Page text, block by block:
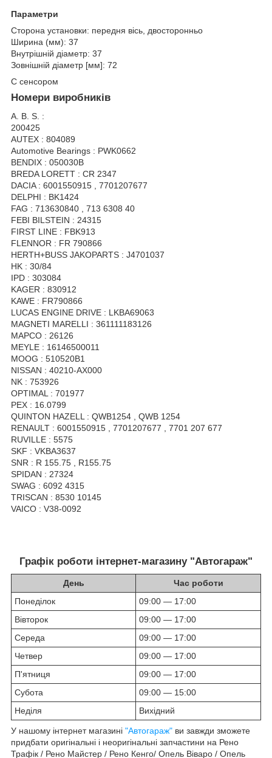
Параметри
Сторона установки: передня вісь, двосторонньо
Ширина (мм): 37
Внутрішній діаметр: 37
Зовнішній діаметр [мм]: 72
C сенсором
Номери виробників
A. B. S. :
200425
AUTEX : 804089
Automotive Bearings : PWK0662
BENDIX : 050030B
BREDA LORETT : CR 2347
DACIA : 6001550915 , 7701207677
DELPHI : BK1424
FAG : 713630840 , 713 6308 40
FEBI BILSTEIN : 24315
FIRST LINE : FBK913
FLENNOR : FR 790866
HERTH+BUSS JAKOPARTS : J4701037
HK : 30/84
IPD : 303084
KAGER : 830912
KAWE : FR790866
LUCAS ENGINE DRIVE : LKBA69063
MAGNETI MARELLI : 361111183126
MAPCO : 26126
MEYLE : 16146500011
MOOG : 510520B1
NISSAN : 40210-AX000
NK : 753926
OPTIMAL : 701977
PEX : 16.0799
QUINTON HAZELL : QWB1254 , QWB 1254
RENAULT : 6001550915 , 7701207677 , 7701 207 677
RUVILLE : 5575
SKF : VKBA3637
SNR : R 155.75 , R155.75
SPIDAN : 27324
SWAG : 6092 4315
TRISCAN : 8530 10145
VAICO : V38-0092
Графік роботи інтернет-магазину "Автогараж"
День
Час роботи
Понеділок
09:00 — 17:00
Вівторок
09:00 — 17:00
Середа
09:00 — 17:00
Четвер
09:00 — 17:00
П'ятниця
09:00 — 17:00
Субота
09:00 — 15:00
Неділя
Вихідний
У нашому інтернет магазині "Автогараж" ви завжди зможете
придбати оригінальні і неоригінальні запчастини на Рено
Трафік / Рено Майстер / Рено Кенго/ Опель Віваро / Опель